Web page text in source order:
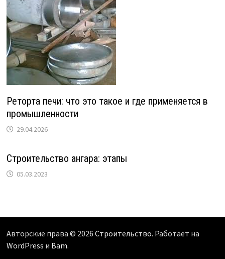
Реторта печи: что это такое и где применяется в
промышленности
29.04.2026
Строительство ангара: этапы
05.03.2023
Авторские права © 2026 Строительство. Работает на
WordPress и Bam.